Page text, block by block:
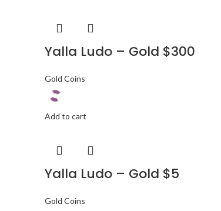
Yalla Ludo – Gold $300
Gold Coins
Add to cart
Yalla Ludo – Gold $5
Gold Coins